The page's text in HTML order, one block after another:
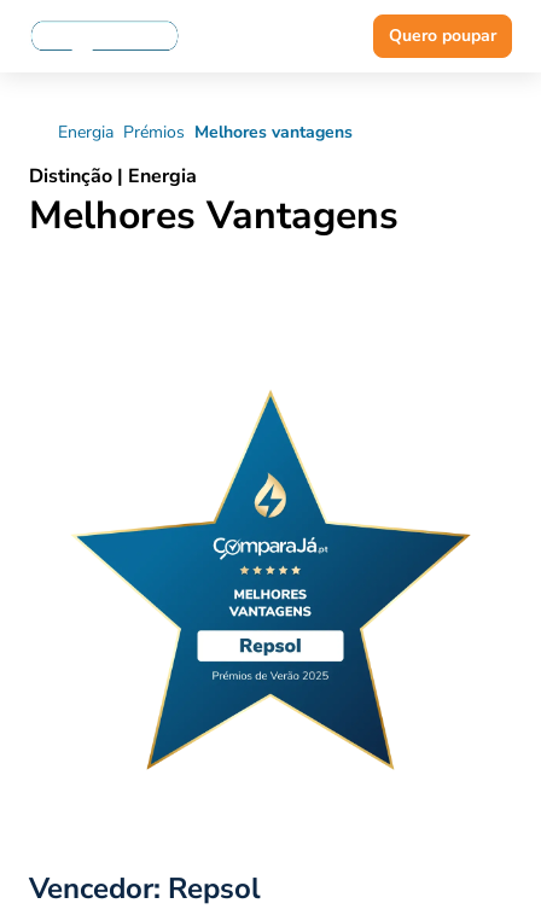
Quero poupar
Energia Prémios Melhores vantagens
Distinção | Energia
Melhores Vantagens
Vencedor: Repsol